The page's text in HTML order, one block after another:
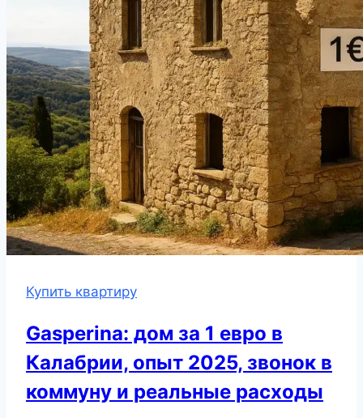
Купить квартиру
Gasperina: дом за 1 евро в
Калабрии, опыт 2025, звонок в
коммуну и реальные расходы